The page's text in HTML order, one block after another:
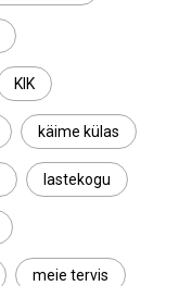
KIK
käime külas
lastekogu
meie tervis